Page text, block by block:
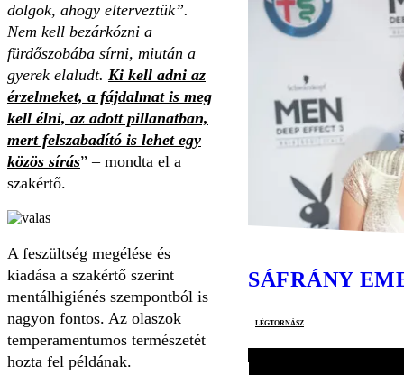
dolgok, ahogy elterveztük”.
Nem kell bezárkózni a
fürdőszobába sírni, miután a
gyerek elaludt. Ki kell adni az
érzelmeket, a fájdalmat is meg
kell élni, az adott pillanatban,
mert felszabadító is lehet egy
közös sírás” – mondta el a
szakértő.
A feszültség megélése és
kiadása a szakértő szerint
mentálhigiénés szempontból is
nagyon fontos. Az olaszok
temperamentumos természetét
hozta fel példának.
SÁFRÁNY
légtornász